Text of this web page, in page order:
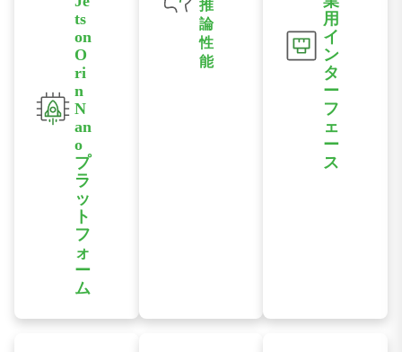
ts
on
O
ri
n
N
an
o
プ
ラ
ッ
ト
フ
ォ
ー
ム
ピューティン
推
論
性
能
用
イ
ン
タ
ー
フ
ェ
ー
ス